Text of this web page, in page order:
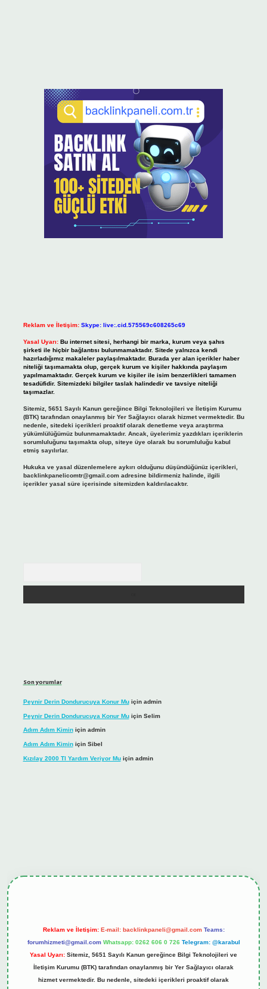
Reklam ve İletişim: Skype: live:.cid.575569c608265c69
Yasal Uyarı: Bu internet sitesi, herhangi bir marka, kurum veya şahıs
şirketi ile hiçbir bağlantısı bulunmamaktadır. Sitede yalnızca kendi
hazırladığımız makaleler paylaşılmaktadır. Burada yer alan içerikler haber
niteliği taşımamakta olup, gerçek kurum ve kişiler hakkında paylaşım
yapılmamaktadır. Gerçek kurum ve kişiler ile isim benzerlikleri tamamen
tesadüfidir. Sitemizdeki bilgiler taslak halindedir ve tavsiye niteliği
taşımazlar.
Sitemiz, 5651 Sayılı Kanun gereğince Bilgi Teknolojileri ve İletişim Kurumu
(BTK) tarafından onaylanmış bir Yer Sağlayıcı olarak hizmet vermektedir. Bu
nedenle, sitedeki içerikleri proaktif olarak denetleme veya araştırma
yükümlülüğümüz bulunmamaktadır. Ancak, üyelerimiz yazdıkları içeriklerin
sorumluluğunu taşımakta olup, siteye üye olarak bu sorumluluğu kabul
etmiş sayılırlar.
Hukuka ve yasal düzenlemelere aykırı olduğunu düşündüğünüz içerikleri,
backlinkpanelicomtr@gmail.comadresine bildirmeniz halinde, ilgili
içerikler yasal süre içerisinde sitemizden kaldırılacaktır.
Son yorumlar
Peynir Derin Dondurucuya Konur Muiçin admin
Peynir Derin Dondurucuya Konur Muiçin Selim
Adım Adım Kiminiçin admin
Adım Adım Kiminiçin Sibel
Kızılay 2000 Tl Yardım Veriyor Muiçin admin
Reklam ve İletişim: E-mail: backlinkpaneli@gmail.com Teams:
forumhizmeti@gmail.com Whatsapp: 0262 606 0 726 Telegram: @karabul
Yasal Uyarı: Sitemiz, 5651 Sayılı Kanun gereğince Bilgi Teknolojileri ve
İletişim Kurumu (BTK) tarafından onaylanmış bir Yer Sağlayıcı olarak
hizmet vermektedir. Bu nedenle, sitedeki içerikleri proaktif olarak